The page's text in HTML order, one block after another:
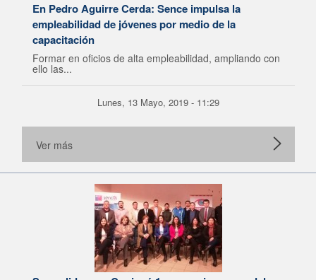
En Pedro Aguirre Cerda: Sence impulsa la
empleabilidad de jóvenes por medio de la
capacitación
Formar en oficios de alta empleabilidad, ampliando con
ello las...
Lunes, 13 Mayo, 2019 - 11:29
Ver más